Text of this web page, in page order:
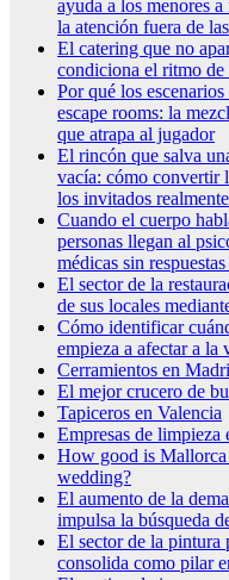
ayuda a los menores
la atención fuera de
El catering que no
condiciona el ritmo
Por qué los
escape rooms: la
que atrapa al jugador
El rincón que salva
vacía: cómo convertir
los invitados
Cuando el cuerpo
personas llegan al
médicas sin
El sector de la
de sus locales
Cómo identificar
empieza a afectar a la
Cerramientos en
El mejor crucero de
Tapiceros en Valencia
Empresas de limpieza
How good is Mallorca
wedding?
El aumento de la
impulsa la búsqueda
El sector de la pintura
consolida como pilar